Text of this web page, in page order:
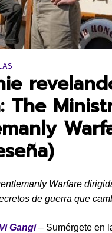
The
Warfare
de guerra que
Gangi– Sumérgete en